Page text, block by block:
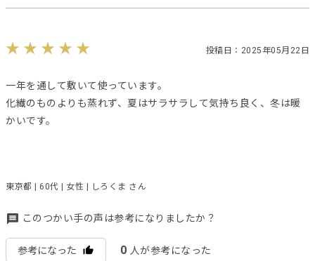
投稿日：2025年05月22日
一年を通して敷いて使っています。
化繊のものよりも蒸れず、夏はサラサラして気持ち良く、冬は暖
かいです。
東京都 | 60代 | 女性 | しろくま さん
このつかい手の声は参考になりましたか？
参考になった 0 人が参考になった